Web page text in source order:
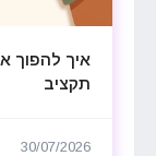
תקציב
30/07/2026